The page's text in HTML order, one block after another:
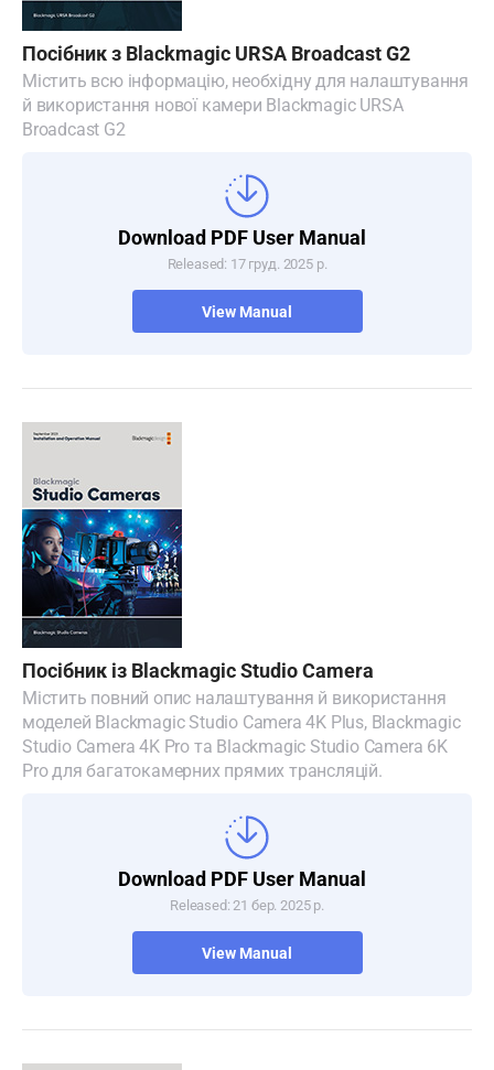
Посібник з Blackmagic URSA Broadcast G2
Містить всю інформацію, необхідну для налаштування
й використання нової камери Blackmagic URSA
Broadcast G2
Download PDF User Manual
Released: 17 груд. 2025 р.
View Manual
Посібник із Blackmagic Studio Camera
Містить повний опис налаштування й використання
моделей Blackmagic Studio Camera 4K Plus, Blackmagic
Studio Camera 4K Pro та Blackmagic Studio Camera 6K
Pro для багатокамерних прямих трансляцій.
Download PDF User Manual
Released: 21 бер. 2025 р.
View Manual